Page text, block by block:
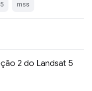
mss
2 do Landsat 5